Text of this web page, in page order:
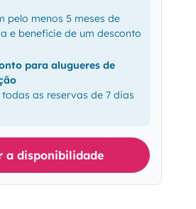
pelo menos 5 meses de
e beneficie de um desconto
para alugueres de
as reservas de 7 dias
a disponibilidade